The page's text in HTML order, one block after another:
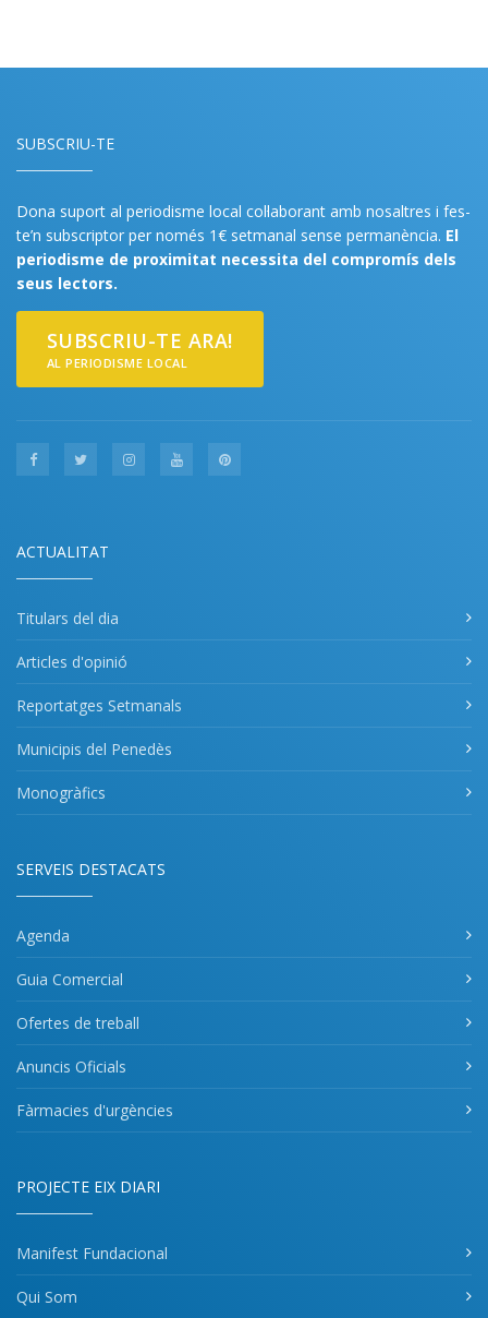
SUBSCRIU-TE
Dona suport al periodisme local col·laborant amb nosaltres i fes-
te’n subscriptor per només 1€ setmanal sense permanència. El
periodisme de proximitat necessita del compromís dels
seus lectors.
SUBSCRIU-TE ARA!
AL PERIODISME LOCAL
ACTUALITAT
Titulars del dia
Articles d'opinió
Reportatges Setmanals
Municipis del Penedès
Monogràfics
SERVEIS DESTACATS
Agenda
Guia Comercial
Ofertes de treball
Anuncis Oficials
Fàrmacies d'urgències
PROJECTE EIX DIARI
Manifest Fundacional
Qui Som